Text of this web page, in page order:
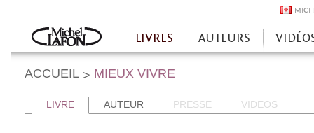
Accueil
LIVRES AUTEURS
ACCUEIL > MIEUX VIVRE
LIVRE AUTEUR PRESSE VIDEOS